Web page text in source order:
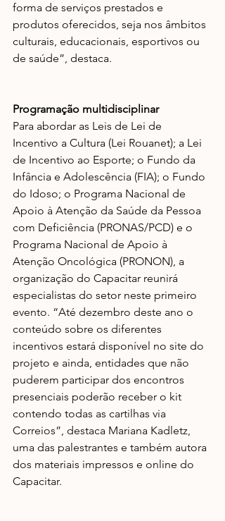
forma de serviços prestados e
produtos oferecidos, seja nos âmbitos
culturais, educacionais, esportivos ou
de saúde”, destaca.
Programação multidisciplinar
Para abordar as Leis de Lei de
Incentivo a Cultura (Lei Rouanet); a Lei
de Incentivo ao Esporte; o Fundo da
Infância e Adolescência (FIA); o Fundo
do Idoso; o Programa Nacional de
Apoio à Atenção da Saúde da Pessoa
com Deficiência (PRONAS/PCD) e o
Programa Nacional de Apoio à
Atenção Oncológica (PRONON), a
organização do Capacitar reunirá
especialistas do setor neste primeiro
evento. “Até dezembro deste ano o
conteúdo sobre os diferentes
incentivos estará disponível no site do
projeto e ainda, entidades que não
puderem participar dos encontros
presenciais poderão receber o kit
contendo todas as cartilhas via
Correios”, destaca Mariana Kadletz,
uma das palestrantes e também autora
dos materiais impressos e online do
Capacitar.